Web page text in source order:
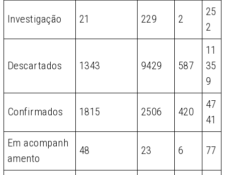
Investigação 21 229 2
25
2
Descartados 1343 9429 587
11
35
9
Confirmados 1815 2506 420
47
41
Em acompanh
amento
48 23 6 77